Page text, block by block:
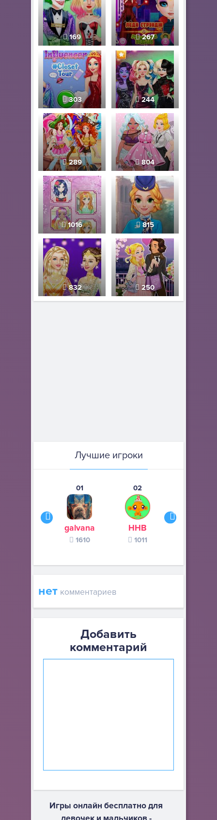
169 267
303 244
289 804
1016 815
832 250
Лучшие игроки
01
galvana
1610
02
ННВ
1011
нет комментариев
Добавить
комментарий
Игры онлайн бесплатно для